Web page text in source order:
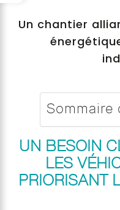
Un chantier
Sommaire
UN BESOIN
LES
PRIORISANT